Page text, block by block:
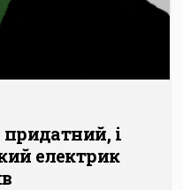
придатний, і
електрик